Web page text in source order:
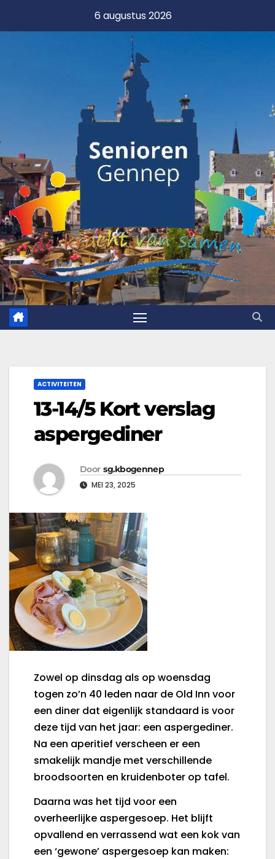
6 augustus 2026
ACTIVITEITEN
13-14/5 Kort verslag
aspergediner
Door sg.kbogennep
MEI 23, 2025
Zowel op dinsdag als op woensdag
togen zo’n 40 leden naar de Old Inn voor
een diner dat eigenlijk standaard is voor
deze tijd van het jaar: een aspergediner.
Na een aperitief verscheen er een
smakelijk mandje met verschillende
broodsoorten en kruidenboter op tafel.
Daarna was het tijd voor een
overheerlijke aspergesoep. Het blijft
opvallend en verrassend wat een kok van
een ‘gewone’ aspergesoep kan maken: